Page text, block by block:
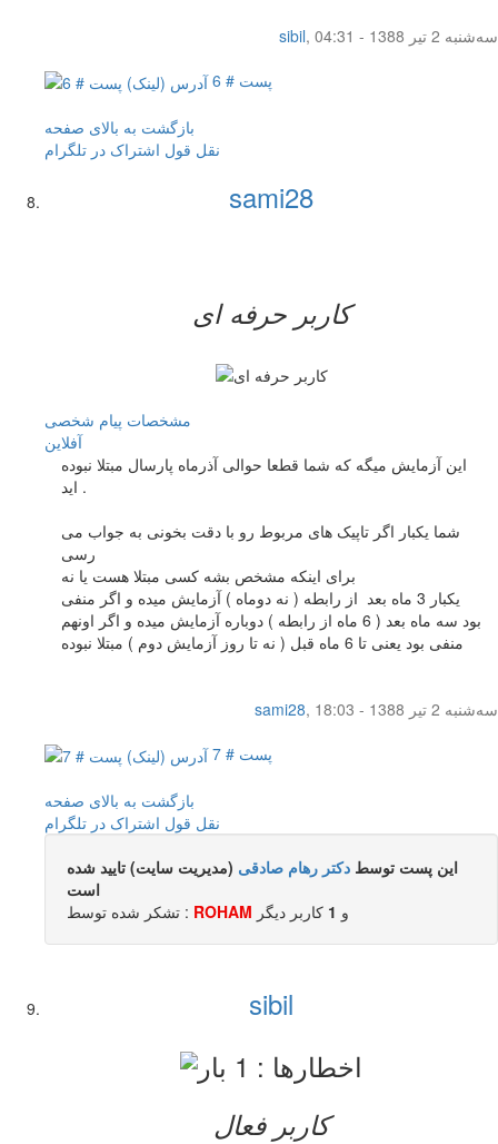
sibil,
سه‌شنبه 2 تیر 1388 - 04:31
پست # 6
بازگشت به بالای صفحه
نقل قول اشتراک در تلگرام
sami28
کاربر حرفه ای
مشخصات پیام شخصی
آفلاين
این آزمایش میگه که شما قطعا حوالی آذرماه پارسال مبتلا نبوده
اید .
شما یکبار اگر تاپیک های مربوط رو با دقت بخونی به جواب می
رسی
برای اینکه مشخص بشه کسی مبتلا هست یا نه
یکبار 3 ماه بعد از رابطه ( نه دوماه ) آزمایش میده و اگر منفی
بود سه ماه بعد ( 6 ماه از رابطه ) دوباره آزمایش میده و اگر اونهم
منفی بود یعنی تا 6 ماه قبل ( نه تا روز آزمایش دوم ) مبتلا نبوده
sami28,
سه‌شنبه 2 تیر 1388 - 18:03
پست # 7
بازگشت به بالای صفحه
نقل قول اشتراک در تلگرام
این پست توسط دکتر رهام صادقی (مدیریت سایت) تایید شده
است
تشکر شده توسط : ROHAM و 1 کاربر ديگر
sibil
کاربر فعال